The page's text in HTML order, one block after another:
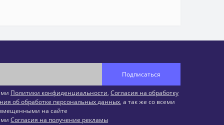
Подписаться
Политики конфиденциальности, Согласия на обработку
об обработке персональных данных, а так же со всеми
на сайте
Согласия на получение рекламы